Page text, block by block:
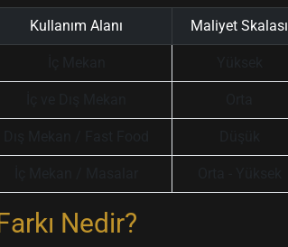
Kullanım Alanı Maliyet Skalası
Nedir?